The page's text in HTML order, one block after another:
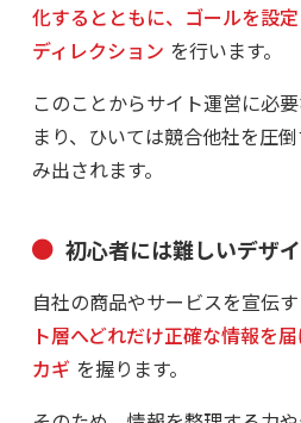
化するとともに、ゴールを設
ディレクション を行います。
このことからサイト運営に必
まり、ひいては競合他社を圧
み出されます。
初心者には難しいデザ
自社の商品やサービスを宣伝す
ト層へどれだけ正確な情報を
カギ を握ります。